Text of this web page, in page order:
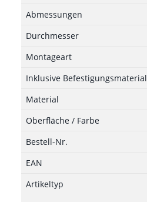
Abmessungen
Durchmesser
Montageart
Inklusive Befestigungsmaterial
Material
Oberfläche / Farbe
Bestell-Nr.
EAN
Artikeltyp